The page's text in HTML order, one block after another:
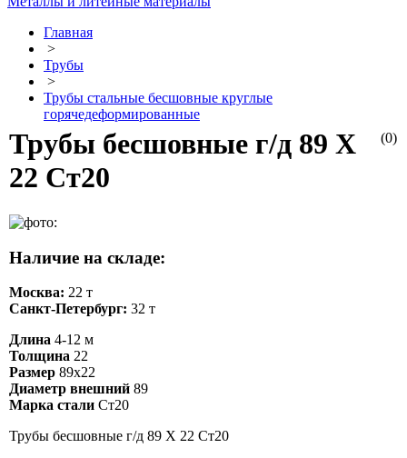
Главная
>
Трубы
>
Трубы стальные бесшовные круглые
горячедеформированные
(0)
Трубы бесшовные г/д 89 Х
22 Ст20
Наличие на складе:
Москва: 22 т
Санкт-Петербург: 32 т
Длина 4-12 м
Толщина 22
Размер 89х22
Диаметр внешний 89
Марка стали Ст20
Трубы бесшовные г/д 89 Х 22 Ст20